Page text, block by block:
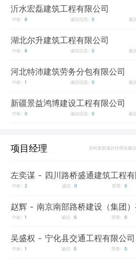
沂水宏磊建筑工程有限公司
中标: 6 诚信信息: 0 最
湖北尔升建筑工程有限公司
中标: 6 诚信信息: 0 最
河北特沛建筑劳务分包有限公司
中标: 1 诚信信息: 0 最
新疆景益鸿博建设工程有限公司
中标: 0 诚信信息: 0 最
项目经理 实时更新项目经理在建
左奕谋 - 四川路桥盛通建筑工程有
中标: 2 诚信: 0 荣誉: 0
赵辉 - 南京南部路桥建设（集团）
中标: 1 诚信: 0 荣誉: 0
吴盛权 - 宁化县交通工程有限公司
中标: 1 诚信: 0 荣誉: 0